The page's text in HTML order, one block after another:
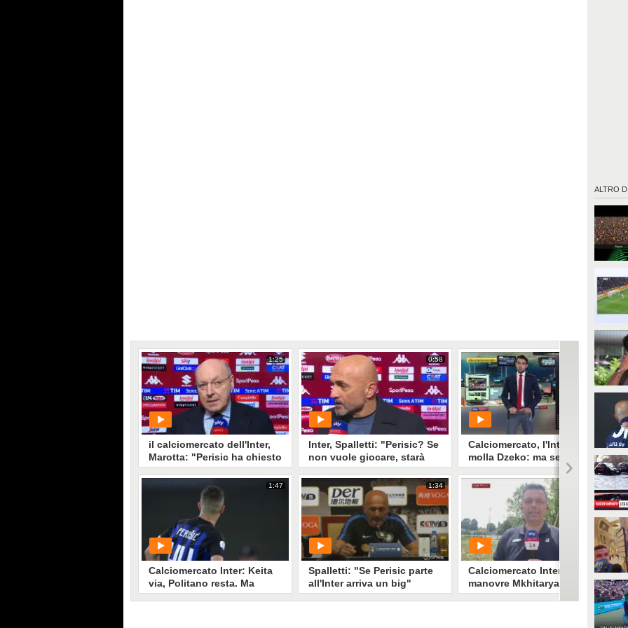
ALTRO DI
1:25
il calciomercato dell'Inter,
Marotta: "Perisic ha chiesto
cessione, attendiamo
PLAY
4310• diSky Video
1:47
Calciomercato Inter: Keita
via, Politano resta. Ma
Perisic e Icardi?
0:58
Inter, Spalletti: "Perisic? Se
non vuole giocare, starà
fuori"
PLAY
422• di Sky Video
1:34
Spalletti: "Se Perisic parte
all'Inter arriva un big"
1:04
Calciomercato, l'Inter non
molla Dzeko: ma serve
nuova offerta alla Roma
PLAY
3824• diSky Video
2:06
Calciomercato Inter, grandi
manovre Mkhitaryan e
Dybala. Il caso Perisic